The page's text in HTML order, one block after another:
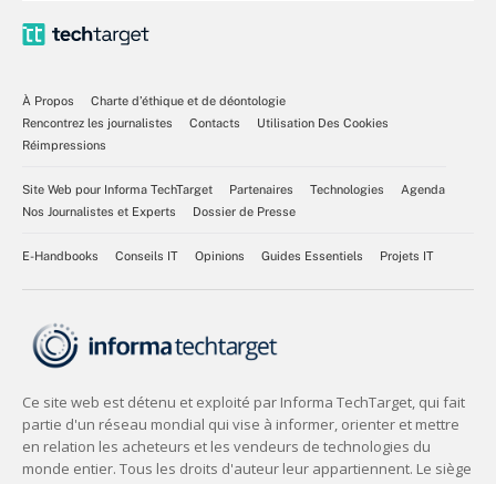
À Propos
Charte d’éthique et de déontologie
Rencontrez les journalistes
Contacts
Utilisation Des Cookies
Réimpressions
Site Web pour Informa TechTarget Partenaires Technologies
Agenda
Nos Journalistes et Experts
Dossier de Presse
E-Handbooks Conseils IT Opinions Guides Essentiels Projets IT